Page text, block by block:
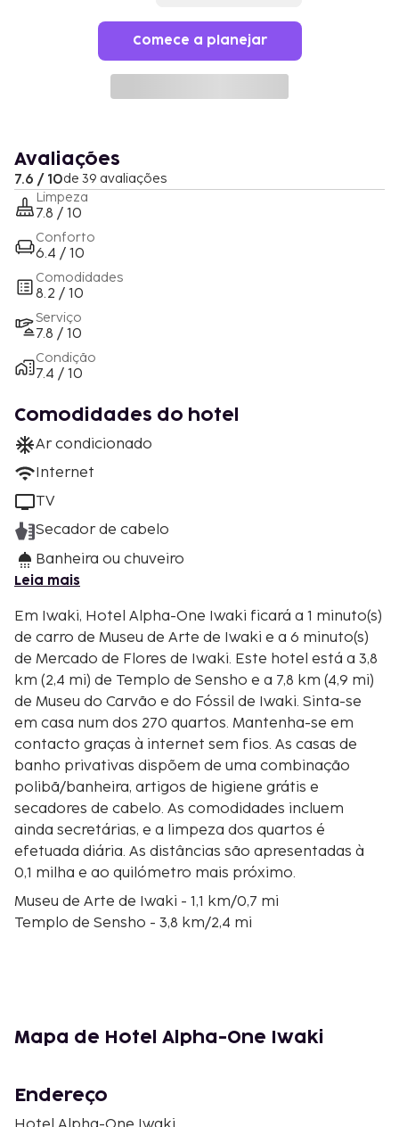
Comece a planejar
Avaliações
7.6 / 10de 39 avaliações
Limpeza
7.8 / 10
Conforto
6.4 / 10
Comodidades
8.2 / 10
Serviço
7.8 / 10
Condição
7.4 / 10
Comodidades do hotel
Ar condicionado
Internet
TV
Secador de cabelo
Banheira ou chuveiro
Leia mais
Em Iwaki, Hotel Alpha-One Iwaki ficará a 1 minuto(s)
de carro de Museu de Arte de Iwaki e a 6 minuto(s)
de Mercado de Flores de Iwaki. Este hotel está a 3,8
km (2,4 mi) de Templo de Sensho e a 7,8 km (4,9 mi)
de Museu do Carvão e do Fóssil de Iwaki. Sinta-se
em casa num dos 270 quartos. Mantenha-se em
contacto graças à internet sem fios. As casas de
banho privativas dispõem de uma combinação
polibã/banheira, artigos de higiene grátis e
secadores de cabelo. As comodidades incluem
ainda secretárias, e a limpeza dos quartos é
efetuada diária. As distâncias são apresentadas à
0,1 milha e ao quilómetro mais próximo.
Museu de Arte de Iwaki - 1,1 km/0,7 mi
Templo de Sensho - 3,8 km/2,4 mi
Templo Yakuoji - 9,6 km/6 mi
km/6,7 mi
Templo Choryuji - 10,9 km/6,8 mi
Mapa de Hotel Alpha-One Iwaki
Endereço